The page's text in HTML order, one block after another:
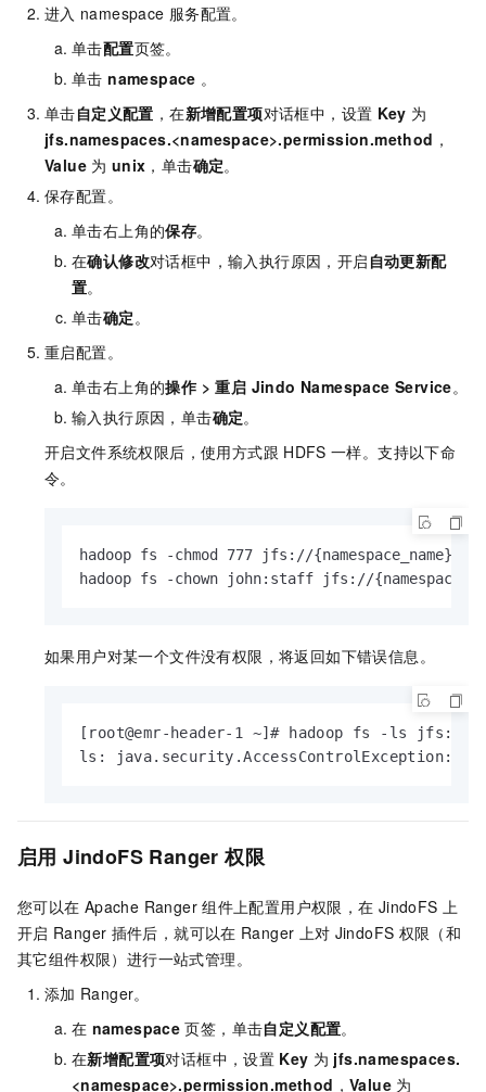
进入 namespace 服务配置。
单击配置页签。
单击 namespace 。
单击自定义配置 ，在新增配置项对话框中，设置 Key 为
jfs.namespaces.<namespace>.permission.method ，
Value 为 unix ，单击确定。
保存配置。
单击右上角的保存。
在确认修改对话框中，输入执行原因，开启 自动更新配
置。
单击确定 。
重启配置。
单击右上角的操作 >重启 Jindo Namespace Service。
输入执行原因，单击确定。
开启文件系统权限后，使用方式跟 HDFS 一样。支持以下命
令。
hadoop fs -chmod 777 jfs://{namespace_name}/
hadoop fs -chown john:staff jfs://
如果用户对某一个文件没有权限，将返回如下错误信息。
[root@emr-header-1 ~]# hadoop fs -ls jfs://
ls: java.security.AccessControlException:
启用 JindoFS Ranger 权限
您可以在 Apache Ranger 组件上配置用户权限，在 JindoFS 上
开启 Ranger 插件后，就可以在 Ranger 上对 JindoFS 权限（和
其它组件权限）进行一站式管理。
添加 Ranger。
在 namespace 页签，单击自定义配置。
在新增配置项对话框中，设置 Key 为 jfs.namespaces.
<namespace>.permission.method ，Value 为